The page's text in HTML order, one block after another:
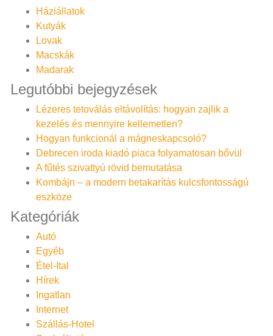
Háziállatok
Kutyák
Lovak
Macskák
Madarak
Legutóbbi bejegyzések
Lézeres tetoválás eltávolítás: hogyan zajlik a
kezelés és mennyire kellemetlen?
Hogyan funkcionál a mágneskapcsoló?
Debrecen iroda kiadó piaca folyamatosan bővül
A fűtés szivattyú rövid bemutatása
Kombájn – a modern betakarítás kulcsfontosságú
eszköze
Kategóriák
Autó
Egyéb
Étel-Ital
Hírek
Ingatlan
Internet
Szállás-Hotel